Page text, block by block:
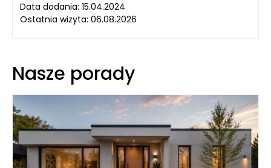
Data dodania: 15.04.2024
Ostatnia wizyta: 06.08.2026
Nasze porady